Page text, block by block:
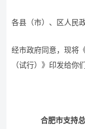
各县（市）、区人民
经市政府同意，现将
（试行）》印发给你
合肥市支持